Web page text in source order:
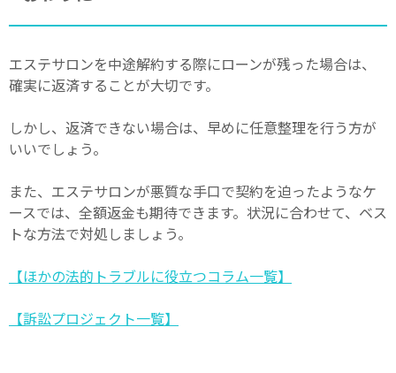
エステサロンを中途解約する際にローンが残った場合は、
確実に返済することが大切です。
しかし、返済できない場合は、早めに任意整理を行う方が
いいでしょう。
また、エステサロンが悪質な手口で契約を迫ったようなケ
ースでは、全額返金も期待できます。状況に合わせて、ベス
トな方法で対処しましょう。
【ほかの法的トラブルに役立つコラム一覧】
【訴訟プロジェクト一覧】